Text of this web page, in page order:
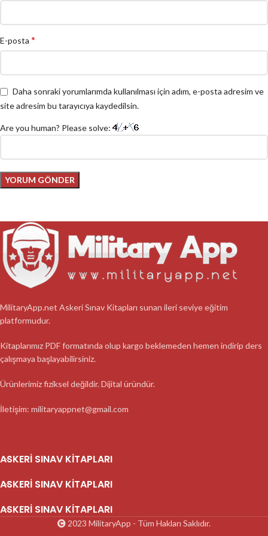
E-posta *
Daha sonraki yorumlarımda kullanılması için adım, e-posta adresim ve
site adresim bu tarayıcıya kaydedilsin.
Are you human? Please solve:
MilitaryApp.net Askeri Sınav Kitapları sunan ileri seviye eğitim
platformudur.
Kitaplarımız PDF formatında olup kargo beklemeden hemen indirip ders
çalışmaya başlayabilirsiniz.
Ürünlerimiz fiziksel değildir. Dijital üründür.
İletişim: militaryappnet@gmail.com
ASKERI SINAV KITAPLARI
ASKERI SINAV KITAPLARI
ASKERI SINAV KITAPLARI
2023 MilitaryApp - Tüm Hakları Saklıdır.